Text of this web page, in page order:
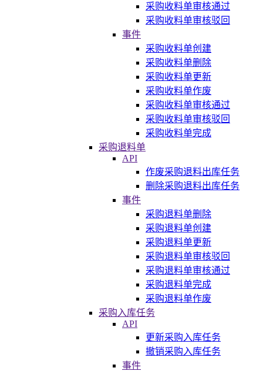
采购收料单审核通过
采购收料单审核驳回
事件
采购收料单创建
采购收料单删除
采购收料单更新
采购收料单作废
采购收料单审核通过
采购收料单审核驳回
采购收料单完成
采购退料单
API
作废采购退料出库任务
删除采购退料出库任务
事件
采购退料单删除
采购退料单创建
采购退料单更新
采购退料单审核驳回
采购退料单审核通过
采购退料单完成
采购退料单作废
采购入库任务
API
更新采购入库任务
撤销采购入库任务
事件